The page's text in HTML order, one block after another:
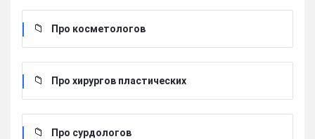
Про косметологов
Про хирургов пластических
Про сурдологов